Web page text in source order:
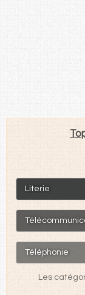
Literie
Téléphonie
Les